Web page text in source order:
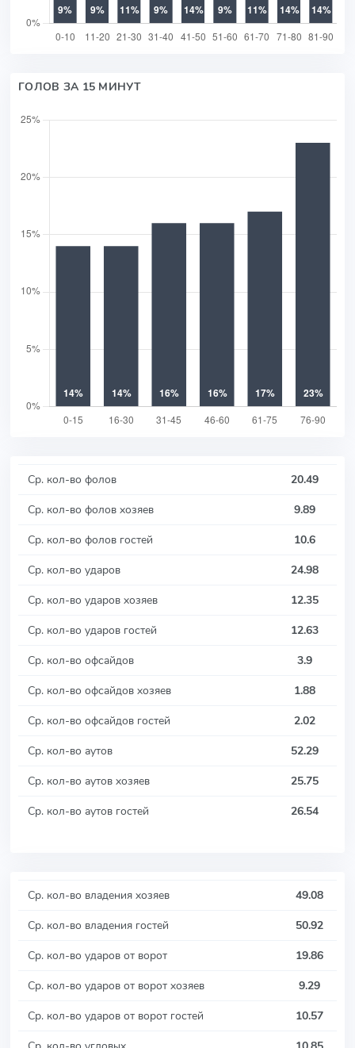
ГОЛОВ ЗА 15 МИНУТ
Ср. кол-во фолов
20.49
Ср. кол-во фолов хозяев
9.89
Ср. кол-во фолов гостей
10.6
Ср. кол-во ударов
24.98
Ср. кол-во ударов хозяев
12.35
Ср. кол-во ударов гостей
12.63
Ср. кол-во офсайдов
3.9
Ср. кол-во офсайдов хозяев
1.88
Ср. кол-во офсайдов гостей
2.02
Ср. кол-во аутов
52.29
Ср. кол-во аутов хозяев
25.75
Ср. кол-во аутов гостей
26.54
Ср. кол-во владения хозяев
49.08
Ср. кол-во владения гостей
50.92
Ср. кол-во ударов от ворот
19.86
Ср. кол-во ударов от ворот хозяев
9.29
Ср. кол-во ударов от ворот гостей
10.57